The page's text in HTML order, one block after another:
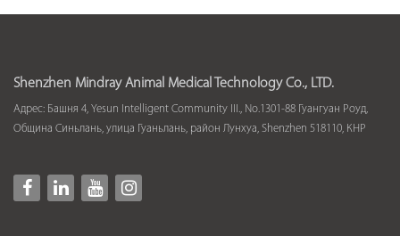
Shenzhen Mindray Animal Medical Technology Co., LTD.
Адрес: Башня 4, Yesun Intelligent Community III., No.1301-88 Гуангуан Роуд,
Община Синьлань, улица Гуаньлань, район Лунхуа, Shenzhen 518110, КНР